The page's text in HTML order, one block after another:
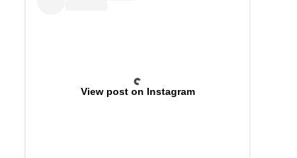
View post on Instagram